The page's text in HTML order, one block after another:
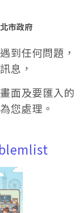
市政府
到任何問題，
息，
面及要匯入的
您處理。